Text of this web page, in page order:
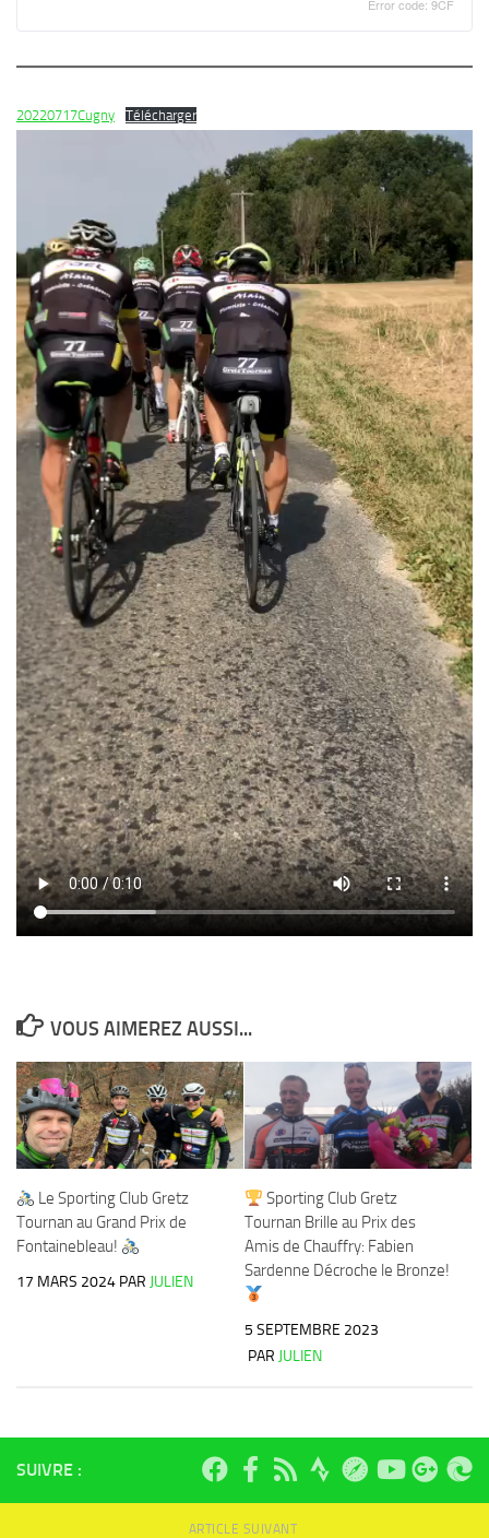
20220717Cugny Télécharger
VOUS AIMEREZ AUSSI...
Le Sporting Club Gretz
Tournan au Grand Prix de
Fontainebleau!
17 MARS 2024 PAR JULIEN
Sporting Club Gretz
Tournan Brille au Prix des
Amis de Chauffry: Fabien
Sardenne Décroche le Bronze!
5 SEPTEMBRE 2023
PAR JULIEN
SUIVRE :
ARTICLE SUIVANT